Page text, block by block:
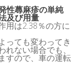
性蕁麻疹の単純
及び用量
用は2.38％の方に
っても変わってき
れない場合でも、
すので、車の運転